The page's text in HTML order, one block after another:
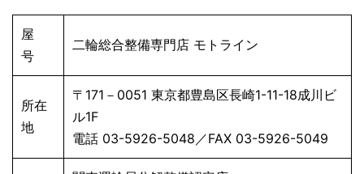
屋
号
二輪総合整備専門店 モトライン
所在
地
〒171－0051 東京都豊島区長崎1-11-18成川ビ
ル1F
電話 03-5926-5048／FAX 03-5926-5049